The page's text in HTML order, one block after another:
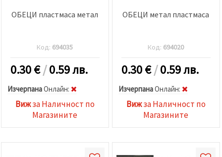
ОБЕЦИ пластмаса метал
Код: 694035
0.30€/0.59 лв.
ИзчерпанаOнлайн:
Вижза Наличност по
Магазините
ОБЕЦИ метал пластмаса
Код: 694020
0.30€/0.59 лв.
ИзчерпанаOнлайн:
Вижза Наличност по
Магазините